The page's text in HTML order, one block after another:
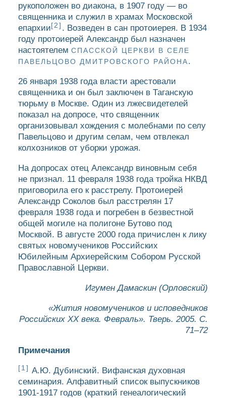
рукоположен во диакона, в 1907 году — во
священника и служил в храмах Московской
епархии[2] . Возведен в сан протоиерея. В 1934
году протоиерей Александр был назначен
настоятелем СПАССКОЙ ЦЕРКВИ В СЕЛЕ
ПАВЕЛЬЦОВО ДМИТРОВСКОГО РАЙОНА.
26 января 1938 года власти арестовали
священника и он был заключен в Таганскую
тюрьму в Москве. Один из лжесвидетелей
показал на допросе, что священник
организовывал хождения с молебнами по селу
Павельцово и другим селам, чем отвлекал
колхозников от уборки урожая.
На допросах отец Александр виновным себя
не признал. 11 февраля 1938 года тройка НКВД
приговорила его к расстрелу. Протоиерей
Александр Соколов был расстрелян 17
февраля 1938 года и погребен в безвестной
общей могиле на полигоне Бутово под
Москвой. В августе 2000 года причислен к лику
святых новомучеников Российских
Юбилейным Архиерейским Собором Русской
Православной Церкви.
Игумен Дамаскин (Орловский)
«Жития новомучеников и исповедников
Российских ХХ века. Февраль». Тверь. 2005. С.
71–72
Примечания
[1] А.Ю. Дубинский. Вифанская духовная
семинария. Алфавитный список выпускников
1901-1917 годов (краткий генеалогический